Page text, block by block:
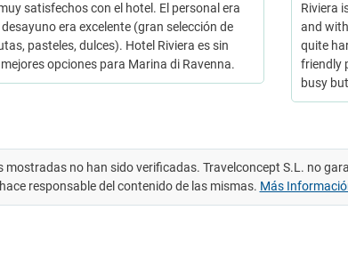
satisfechos con el hotel. El personal era
era excelente (gran selección de
pasteles, dulces). Hotel Riviera es sin
opciones para Marina di Ravenna.
Riviera
and
quite
friendly
busy
mostradas no han sido verificadas. Travelconcept S.L. no
responsable del contenido de las mismas. Más